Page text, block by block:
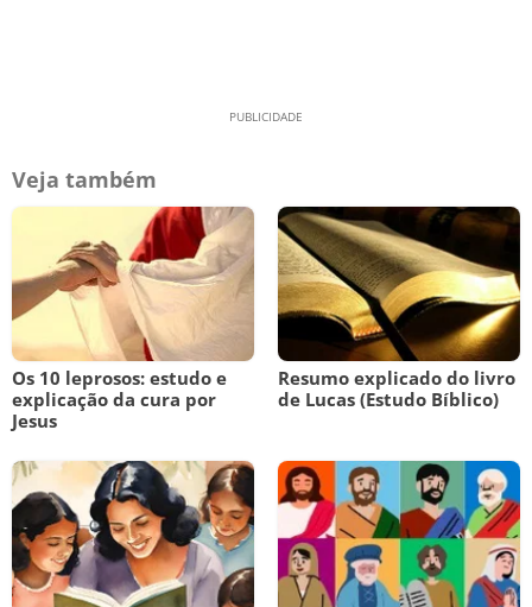
Veja também
Os 10 leprosos: estudo e
explicação da cura por
Jesus
Resumo explicado do livro
de Lucas (Estudo Bíblico)